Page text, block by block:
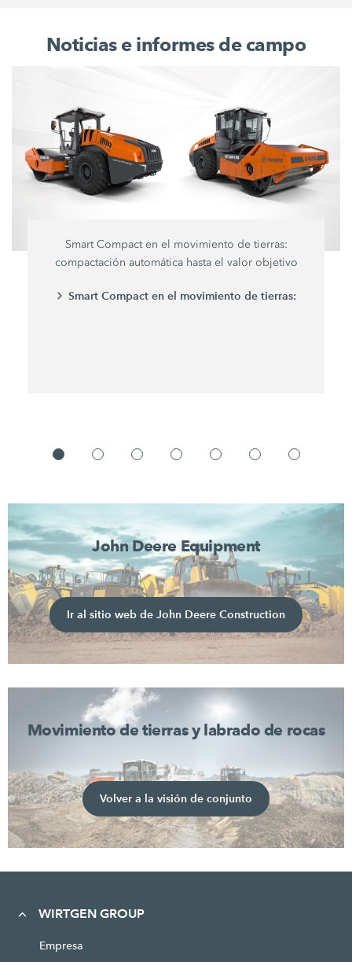
Noticias e informes de campo
Smart Compact en el movimiento de tierras:
compactación automática hasta el valor objetivo
Smart Compact en el movimiento de tierras:
John Deere Equipment
Ir al sitio web de John Deere Construction
Movimiento de tierras y labrado de rocas
Volver a la visión de conjunto
WIRTGEN GROUP
Empresa